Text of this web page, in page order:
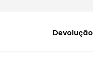
Devolução